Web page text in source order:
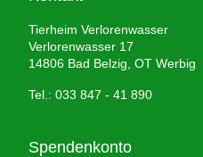
Tierheim Verlorenwasser
Verlorenwasser 17
14806 Bad Belzig, OT Werbig
Tel.: 033 847 - 41 890
Spendenkonto